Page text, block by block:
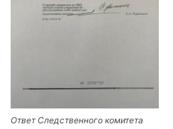
Ответ Следственного комитета